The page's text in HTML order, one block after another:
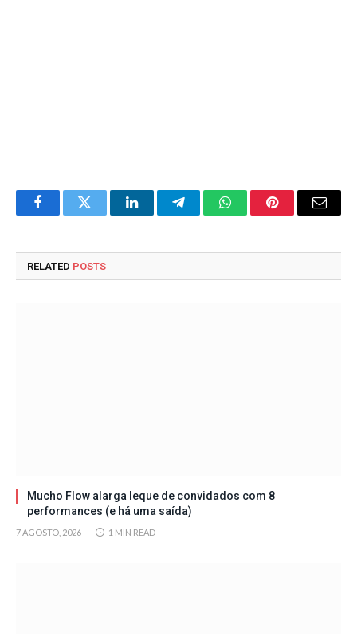
FacebookTwitter LinkedInTelegramWhatsAppPinterestEmail
RELATED POSTS
Mucho Flow alarga leque de convidados com 8
performances (e há uma saída)
7 AGOSTO, 2026 1 MIN READ